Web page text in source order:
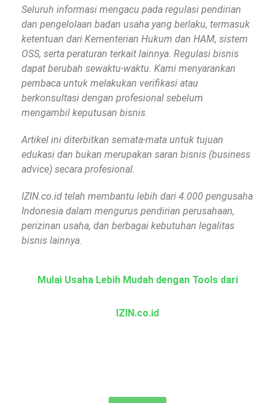
Seluruh informasi mengacu pada regulasi pendirian
dan pengelolaan badan usaha yang berlaku, termasuk
ketentuan dari Kementerian Hukum dan HAM, sistem
OSS, serta peraturan terkait lainnya. Regulasi bisnis
dapat berubah sewaktu-waktu. Kami menyarankan
pembaca untuk melakukan verifikasi atau
berkonsultasi dengan profesional sebelum
mengambil keputusan bisnis.
Artikel ini diterbitkan semata-mata untuk tujuan
edukasi dan bukan merupakan saran bisnis (business
advice) secara profesional.
IZIN.co.id telah membantu lebih dari 4.000 pengusaha
Indonesia dalam mengurus pendirian perusahaan,
perizinan usaha, dan berbagai kebutuhan legalitas
bisnis lainnya.
Mulai Usaha Lebih Mudah dengan Tools dari
IZIN.co.id